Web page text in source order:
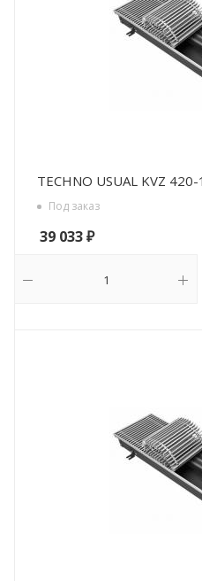
TECHNO USUAL KVZ
Под заказ
39 033₽